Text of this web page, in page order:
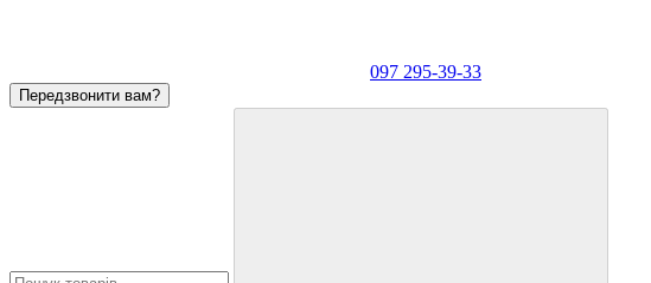
097 295-39-33
Передзвонити вам?